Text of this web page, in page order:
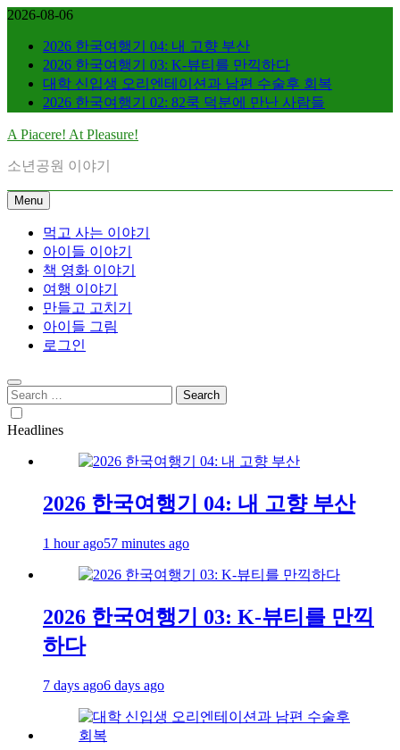
Skip
content
2026-08-06
2026 한국여행기 04: 내 고향 부산
2026 한국여행기 03: K-뷰티를 만끽하다
대학 신입생 오리엔테이션과 남편 수술후 회복
2026 한국여행기 02: 82쿡 덕분에 만난 사람들
A Piacere! At Pleasure!
소년공원 이야기
Menu
먹고 사는 이야기
아이들 이야기
책 영화 이야기
여행 이야기
만들고 고치기
아이들 그림
로그인
Search
for:
Headlines
2026 한국여행기 04: 내 고향 부산
1 hour ago57 minutes ago
2026 한국여행기 03: K-뷰티를 만끽
하다
7 days ago6 days ago